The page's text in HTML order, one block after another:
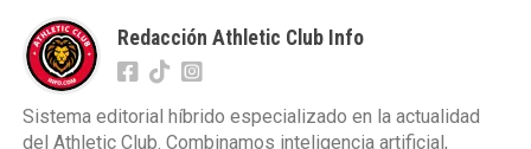
Redacción Athletic Club Info
Sistema editorial híbrido especializado en la actualidad
del Athletic Club. Combinamos inteligencia artificial,